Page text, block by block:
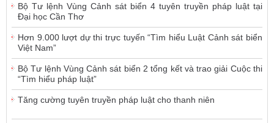
Bộ Tư lệnh Vùng Cảnh sát biển 4 tuyên truyền pháp luật tại
Đại học Cần Thơ
Hơn 9.000 lượt dự thi trực tuyến “Tìm hiểu Luật Cảnh sát biển
Việt Nam”
Bộ Tư lệnh Vùng Cảnh sát biển 2 tổng kết và trao giải Cuộc thi
“Tìm hiểu pháp luật”
Tăng cường tuyên truyền pháp luật cho thanh niên